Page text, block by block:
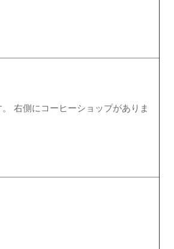
右側にコーヒーショップがありま